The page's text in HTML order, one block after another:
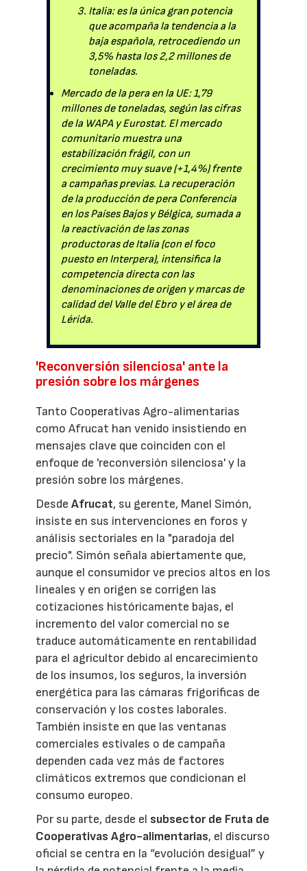
Italia: es la única gran potencia
que acompaña la tendencia a la
baja española, retrocediendo un
3,5% hasta los 2,2 millones de
toneladas.
Mercado de la pera en la UE: 1,79
millones de toneladas, según las cifras
de la WAPA y Eurostat. El mercado
comunitario muestra una
estabilización frágil, con un
crecimiento muy suave (+1,4%) frente
a campañas previas. La recuperación
de la producción de pera Conferencia
en los Países Bajos y Bélgica, sumada a
la reactivación de las zonas
productoras de Italia (con el foco
puesto en Interpera), intensifica la
competencia directa con las
denominaciones de origen y marcas de
calidad del Valle del Ebro y el área de
Lérida.
'Reconversión silenciosa' ante la
presión sobre los márgenes
Tanto Cooperativas Agro-alimentarias
como Afrucat han venido insistiendo en
mensajes clave que coinciden con el
enfoque de 'reconversión silenciosa' y la
presión sobre los márgenes.
DesdeAfrucat, su gerente, Manel Simón,
insiste en sus intervenciones en foros y
análisis sectoriales en la "paradoja del
precio". Simón señala abiertamente que,
aunque el consumidor ve precios altos en los
lineales y en origen se corrigen las
cotizaciones históricamente bajas, el
incremento del valor comercial no se
traduce automáticamente en rentabilidad
para el agricultor debido al encarecimiento
de los insumos, los seguros, la inversión
energética para las cámaras frigoríficas de
conservación y los costes laborales.
También insiste en que las ventanas
comerciales estivales o de campaña
dependen cada vez más de factores
climáticos extremos que condicionan el
consumo europeo.
Por su parte, desde el subsector de Fruta de
Cooperativas Agro-alimentarias, el discurso
oficial se centra en la “evolución desigual” y